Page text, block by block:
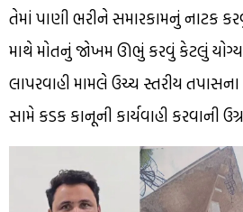
તેમાં પાણી ભરીને સમારકામનું નાટક
માથે મોતનું જોખમ ઊભું કરવું કેટલું
લાપરવાહી મામલે ઉચ્ચ સ્તરીય
સામે કડક કાનૂની કાર્યવાહી કરવાની